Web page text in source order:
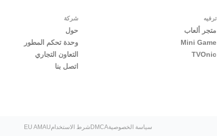
ترفيه
متجر ألعاب
Mini Game
TVOnic
شركة
حول
وحدة تحكم المطور
التعاون التجاري
اتصل بنا
سياسة الخصوصيةDMCAشرط الاستخدامEU AMAU